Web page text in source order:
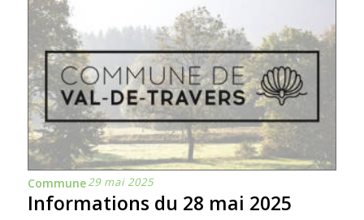
Commune29 mai 2025
Informations du 28 mai 2025